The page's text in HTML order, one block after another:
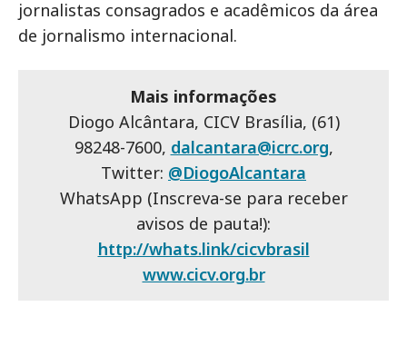
jornalistas consagrados e acadêmicos da área
de jornalismo internacional.
Mais informações
Diogo Alcântara, CICV Brasília, (61)
98248-7600, dalcantara@icrc.org,
Twitter: @DiogoAlcantara
WhatsApp (Inscreva-se para receber
avisos de pauta!):
http://whats.link/cicvbrasil
www.cicv.org.br